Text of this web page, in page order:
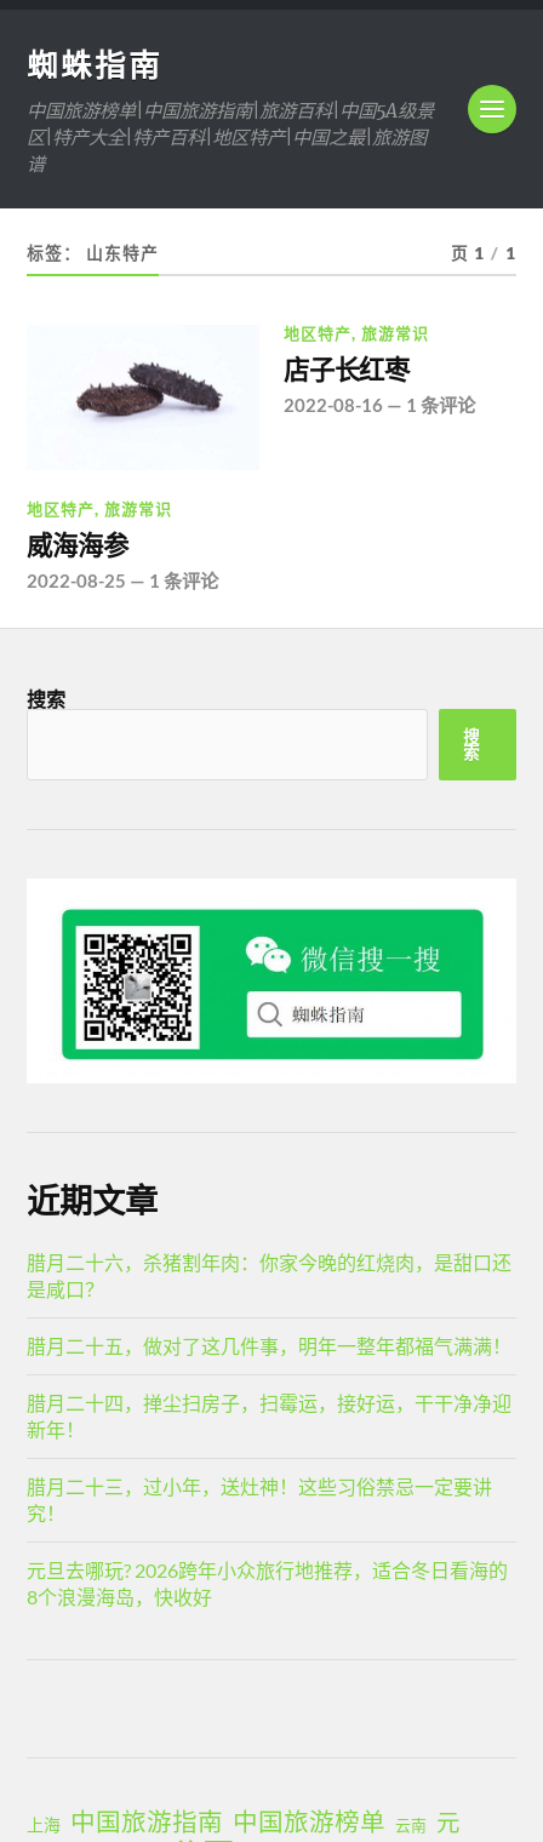
蜘蛛指南
中国旅游榜单|中国旅游指南|旅游百科|中国5A级景
区|特产大全|特产百科|地区特产|中国之最|旅游图
谱
标签： 山东特产 页 1 / 1
地区特产,旅游常识
威海海参
2022-08-25 — 1 条评论
地区特产,旅游常识
店子长红枣
2022-08-16 — 1 条评论
搜索
搜
索
近期文章
腊月二十六，杀猪割年肉：你家今晚的红烧肉，是甜口还
是咸口？
腊月二十五，做对了这几件事，明年一整年都福气满满！
腊月二十四，掸尘扫房子，扫霉运，接好运，干干净净迎
新年！
腊月二十三，过小年，送灶神！这些习俗禁忌一定要讲
究！
元旦去哪玩? 2026跨年小众旅行地推荐，适合冬日看海的
8个浪漫海岛，快收好
上海 中国旅游指南 中国旅游榜单 云南 元